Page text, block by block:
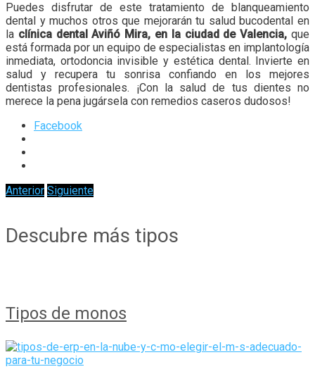
Puedes disfrutar de este tratamiento de blanqueamiento
dental y muchos otros que mejorarán tu salud bucodental en
la clínica dental Aviñó Mira, en la ciudad de Valencia,que
está formada por un equipo de especialistas en implantología
inmediata, ortodoncia invisible y estética dental. Invierte en
salud y recupera tu sonrisa confiando en los mejores
dentistas profesionales. ¡Con la salud de tus dientes no
merece la pena jugársela con remedios caseros dudosos!
Facebook
Anterior Siguiente
Descubre más tipos
Tipos de monos